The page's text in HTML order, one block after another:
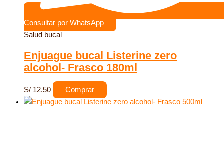
Consultar por WhatsApp
Salud bucal
Enjuague bucal Listerine zero
alcohol- Frasco 180ml
S/ 12.50 Comprar